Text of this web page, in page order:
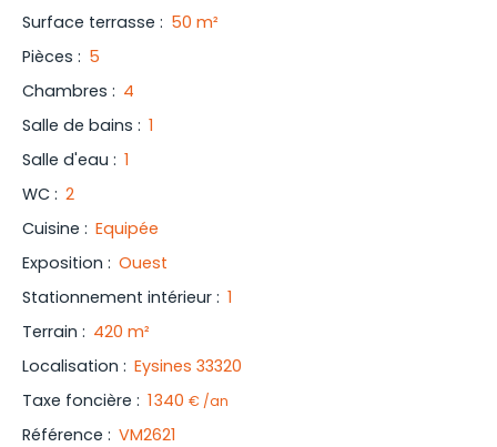
Surface terrasse : 50 m²
Pièces : 5
Chambres : 4
Salle de bains : 1
Salle d'eau : 1
WC : 2
Cuisine : Equipée
Exposition : Ouest
Stationnement intérieur : 1
Terrain : 420 m²
Localisation : Eysines 33320
Taxe foncière : 1 340 € /an
Référence : VM2621